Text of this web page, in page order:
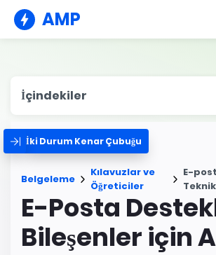
AMP
İçindekiler
İki Durum Kenar Çubuğu
Belgeleme
Kılavuzlar ve
Öğreticiler
E-
E-Posta
Bileşenler için